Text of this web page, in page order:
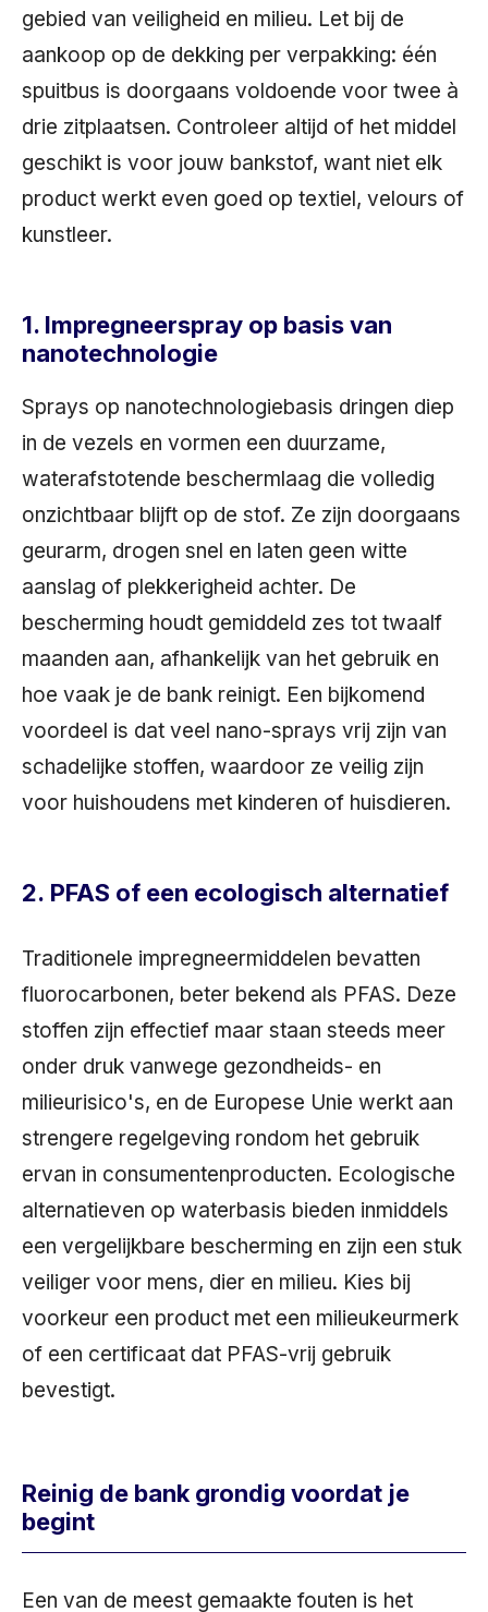
gebied van veiligheid en milieu. Let bij de
aankoop op de dekking per verpakking: één
spuitbus is doorgaans voldoende voor twee à
drie zitplaatsen. Controleer altijd of het middel
geschikt is voor jouw bankstof, want niet elk
product werkt even goed op textiel, velours of
kunstleer.
1. Impregneerspray op basis van
nanotechnologie
Sprays op nanotechnologiebasis dringen diep
in de vezels en vormen een duurzame,
waterafstotende beschermlaag die volledig
onzichtbaar blijft op de stof. Ze zijn doorgaans
geurarm, drogen snel en laten geen witte
aanslag of plekkerigheid achter. De
bescherming houdt gemiddeld zes tot twaalf
maanden aan, afhankelijk van het gebruik en
hoe vaak je de bank reinigt. Een bijkomend
voordeel is dat veel nano-sprays vrij zijn van
schadelijke stoffen, waardoor ze veilig zijn
voor huishoudens met kinderen of huisdieren.
2. PFAS of een ecologisch alternatief
Traditionele impregneermiddelen bevatten
fluorocarbonen, beter bekend als PFAS. Deze
stoffen zijn effectief maar staan steeds meer
onder druk vanwege gezondheids- en
milieurisico's, en de Europese Unie werkt aan
strengere regelgeving rondom het gebruik
ervan in consumentenproducten. Ecologische
alternatieven op waterbasis bieden inmiddels
een vergelijkbare bescherming en zijn een stuk
veiliger voor mens, dier en milieu. Kies bij
voorkeur een product met een milieukeurmerk
of een certificaat dat PFAS-vrij gebruik
bevestigt.
Reinig de bank grondig voordat je
begint
Een van de meest gemaakte fouten is het